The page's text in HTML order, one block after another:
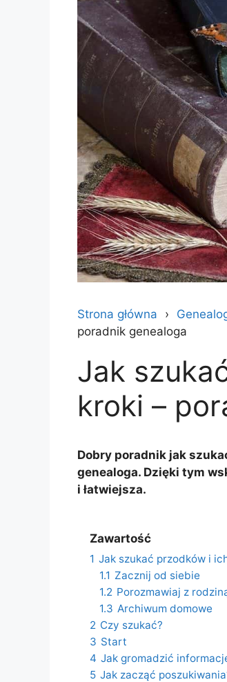
Strona główna
poradnik genealoga
Jak
kroki –
Dobry poradnik jak
genealoga. Dzięki tym
i łatwiejsza.
Zawartość
1 Jak szukać przodków i
1.1 Zacznij od siebie
1.2 Porozmawiaj z
1.3 Archiwum domowe
2 Czy szukać?
3 Start
4 Jak gromadzić
5 Jak zacząć